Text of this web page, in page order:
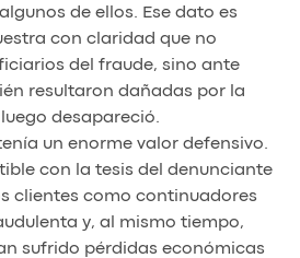
de ellos. Ese dato es
con claridad que no
del fraude, sino ante
resultaron dañadas por la
desapareció.
un enorme valor defensivo.
con la tesis del denunciante
clientes como continuadores
y, al mismo tiempo,
sufrido pérdidas económicas